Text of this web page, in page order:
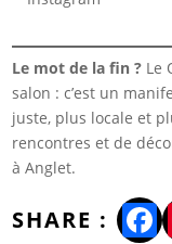
Le mot de la fin ? Le
salon : c’est un
juste, plus locale et
rencontres et de
à Anglet.